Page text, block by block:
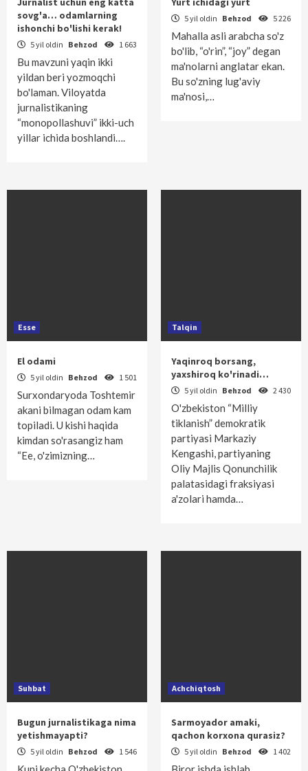
sovg'a… odamlarning
ishonchi bo'lishi kerak!
5 yil oldin Behzod 1 663
Bu mavzuni yaqin ikki
yildan beri yozmoqchi
bo'laman. Viloyatda
jurnalistikaning
“monopollashuvi” ikki-uch
yillar ichida boshlandi….
5 yil oldin Behzod 5 226
Mahalla asli arabcha so'z
bo'lib, “o'rin”, “joy” degan
ma'nolarni anglatar ekan.
Bu so'zning lug'aviy
ma'nosi,…
Esse
El odami
5 yil oldin Behzod 1 501
Surxondaryoda Toshtemir
akani bilmagan odam kam
topiladi. U kishi haqida
kimdan so'rasangiz ham
“Ee, o'zimizning…
Talqin
Yaqinroq borsang,
yaxshiroq ko'rinadi…
5 yil oldin Behzod 2 430
O'zbekiston “Milliy
tiklanish” demokratik
partiyasi Markaziy
Kengashi, partiyaning
Oliy Majlis Qonunchilik
palatasidagi fraksiyasi
a'zolari hamda…
Suhbat
Bugun jurnalistikaga nima
yetishmayapti?
5 yil oldin Behzod 1 546
Achchiqtosh
Sarmoyador amaki,
qachon korxona qurasiz?
5 yil oldin Behzod 1 402